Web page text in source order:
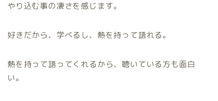
やり込む事の凄さを感じます。
好きだから、学べるし、熱を持って語れる。
熱を持って語ってくれるから、聴いている方も面白
い。